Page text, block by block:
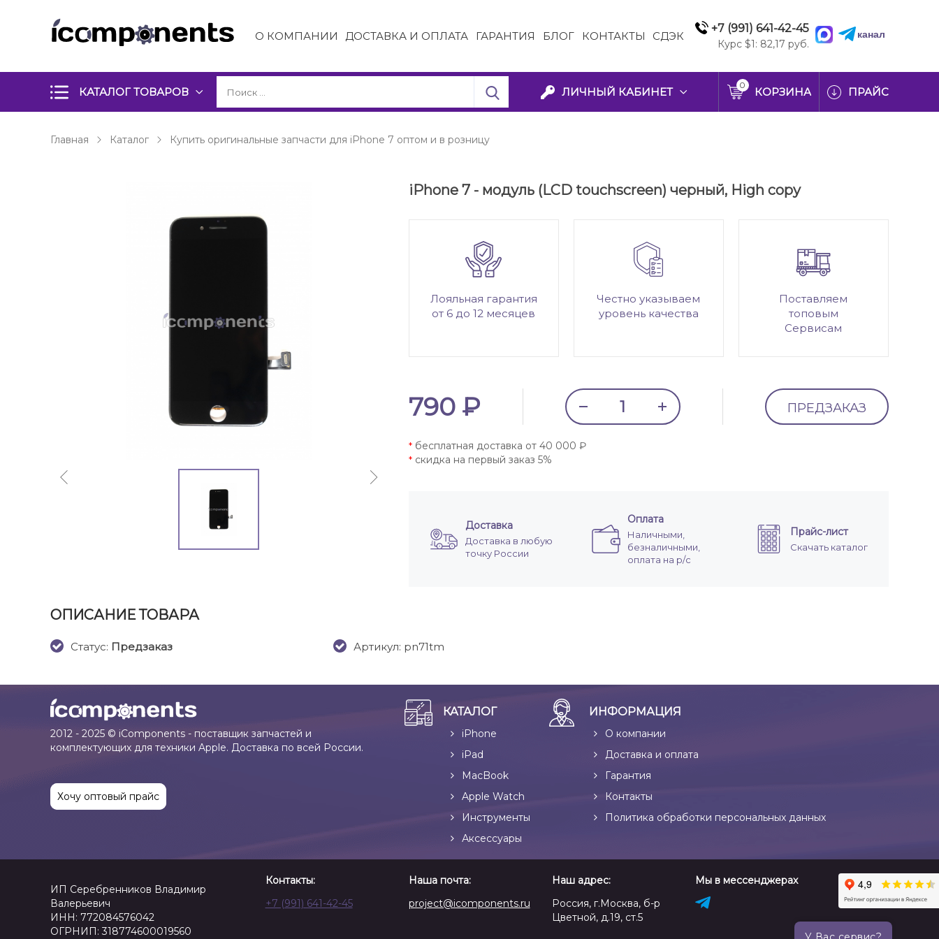
О КОМПАНИИ ДОСТАВКА И ОПЛАТА ГАРАНТИЯ БЛОГ КОНТАКТЫ СДЭК
+7 (991) 641-42-45
Курс $1: 82,17 руб.
канал
КАТАЛОГ ТОВАРОВ ЛИЧНЫЙ КАБИНЕТ
0
КОРЗИНА ПРАЙС
Главная Каталог Купить оригинальные запчасти для iPhone 7 оптом и в розницу
iPhone 7 - модуль (LCD touchscreen) черный, High copy
Лояльная гарантия
от 6 до 12 месяцев
Честно указываем
уровень качества
Поставляем
топовым
Сервисам
790 ₽ ПРЕДЗАКАЗ
*бесплатная доставка от 40 000 ₽
*скидка на первый заказ 5%
Доставка
Доставка в любую
точку России
Оплата
Наличными,
безналичными,
оплата на р/с
Прайс-лист
Скачать каталог
ОПИСАНИЕ ТОВАРА
Cтатус: Предзаказ Артикул: pn71tm
2012 - 2025 © iComponents - поставщик запчастей и
комплектующих для техники Apple. Доставка по всей России.
Хочу оптовый прайс
КАТАЛОГ
iPhone
iPad
MacBook
Apple Watch
Инструменты
Аксессуары
ИНФОРМАЦИЯ
О компании
Доставка и оплата
Гарантия
Контакты
Политика обработки персональных данных
ИП Серебренников Владимир
Валерьевич
ИНН: 772084576042
ОГРНИП: 318774600019560
Контакты:
+7 (991) 641-42-45
Наша почта:
project@icomponents.ru
Наш адрес:
Россия, г.Москва, б-р
Цветной, д.19, ст.5
Мы в мессенджерах